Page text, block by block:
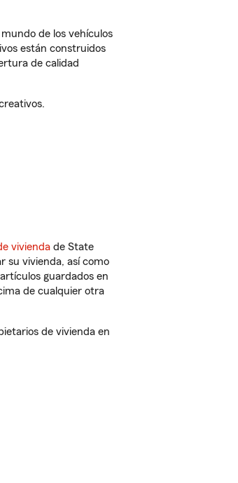
mundo de los vehículos
están construidos
de calidad
vivienda de State
su vivienda, así como
guardados en
de cualquier otra
de vivienda en